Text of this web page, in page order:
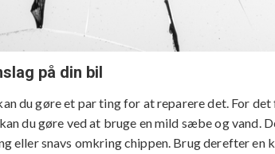
på din bil
du gøre et par ting for at reparere det. For
du gøre ved at bruge en mild sæbe og vand.
eller snavs omkring chippen. Brug derefter en